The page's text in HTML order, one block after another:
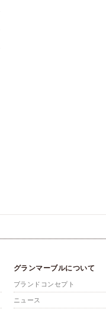
グランマーブルについて
ブランドコンセプト
ニュース